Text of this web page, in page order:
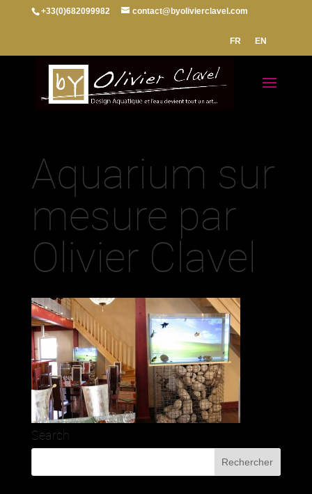
+33(0)682099982 contact@byolivierclavel.com
FR EN
Aquarium sur
mesure par
Olivier Clavel
Search